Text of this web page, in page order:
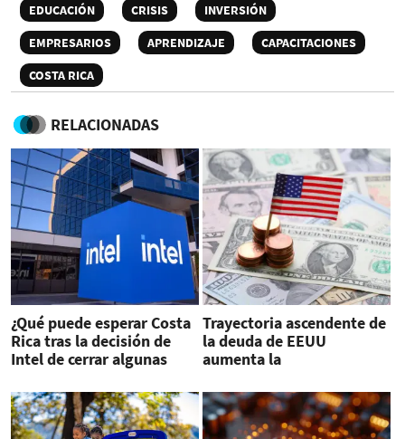
EDUCACIÓN CRISIS
INVERSIÓN
EMPRESARIOS
APRENDIZAJE
CAPACITACIONES
COSTA RICA
RELACIONADAS
¿Qué puede esperar Costa
Rica tras la decisión de
Intel de cerrar algunas
Trayectoria ascendente de
la deuda de EEUU
aumenta la
Fitch